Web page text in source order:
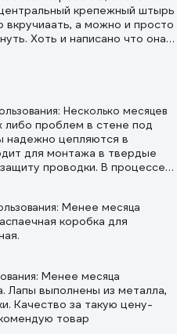
крепежный штырь
а можно и просто
она
надежно её укрепят
Несколько месяцев
либо проблем в стене под
надежно цепляются в
для монтажа в твердые
проводки. В процессе
и коробка прочно
Менее месяца
коробка для
Менее месяца
Лапы выполнены из металла,
Качество за такую цену-
товар